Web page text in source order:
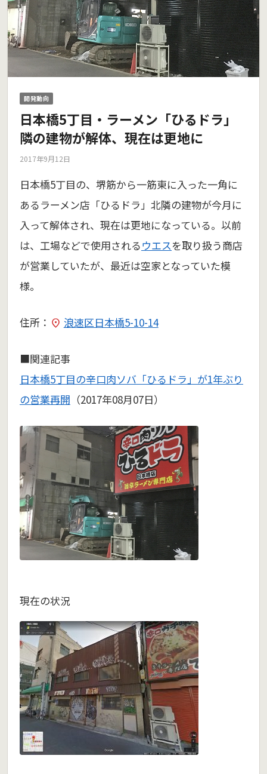
開発動向
日本橋5丁目・ラーメン「ひるドラ」
隣の建物が解体、現在は更地に
2017年9月12日
日本橋5丁目の、堺筋から一筋東に入った一角に
あるラーメン店「ひるドラ」北隣の建物が今月に
入って解体され、現在は更地になっている。以前
は、工場などで使用されるウエスを取り扱う商店
が営業していたが、最近は空家となっていた模
様。
住所： 浪速区日本橋5-10-14
■関連記事
日本橋5丁目の辛口肉ソバ「ひるドラ」が1年ぶり
の営業再開 （2017年08月07日）
現在の状況